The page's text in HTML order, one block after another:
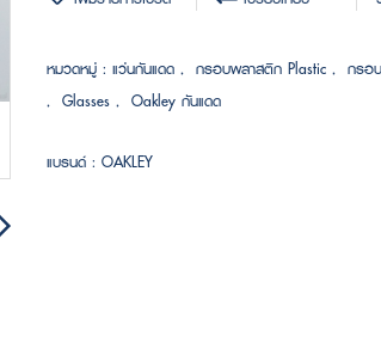
หมวดหมู่ : แว่นกันแดด , กรอบพลาสติก Plastic , กรอ
, Glasses , Oakley กันแดด
แบรนด์ : OAKLEY